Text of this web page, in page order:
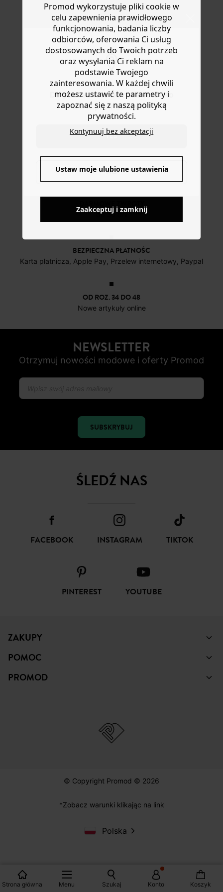
Do you want to be redirected to
www.promod.com ?
YES
NO
Strona główna Menu Szukaj Konto Koszyk
złożonego z łańcuszka w kształcie węża i cienkiego
łańcuszka z drobnymi koralikami w kolorze złotym
(zapięcie i łańcuszek). Można je nosić razem lub osobno.
Świetny pomysł na prezent.
DOSTAWA DO PACZKOMATÓW
4 do 6 dni roboczych
do 30 dni
BEZPIECZNA PŁATNOŚC
Karta płatnicza, Apple Pay, Przelew internetowy, Paypal
OD ROZ. 34 DO 48
Nowe artykuły online
NEWSLETTER
Otrzymuj nowości modowe i oferty Promod
SUBSKRYBUJ
ŚLEDŹ NAS
FACEBOOK INSTAGRAM TIKTOK
PINTEREST YOUTUBE
ZAKUPY
POMOC
PROMOD
© Copyright Promod © 2026
*Zobacz warunki klikając na link
Polska
Promod wykorzystuje pliki cookie w
celu zapewnienia prawidłowego
funkcjonowania, badania liczby
odbiorców, oferowania Ci usług
dostosowanych do Twoich potrzeb
oraz wysyłania Ci reklam na
podstawie Twojego
zainteresowania. W każdej chwili
możesz ustawić te parametry i
zapoznać się z naszą polityką
prywatności.
Kontynuuj bez akceptacji
Ustaw moje ulubione ustawienia
Zaakceptuj i zamknij